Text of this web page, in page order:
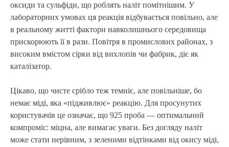
оксиди та сульфіди, що роблять наліт помітнішим. У
лабораторних умовах ця реакція відбувається повільно, але
в реальному житті фактори навколишнього середовища
прискорюють її в рази. Повітря в промислових районах, з
високим вмістом сірки від вихлопів чи фабрик, діє як
каталізатор.
Цікаво, що чисте срібло теж темніє, але повільніше, бо
немає міді, яка «підживлює» реакцію. Для просунутих
користувачів це означає, що 925 проба — оптимальний
компроміс: міцна, але вимагає уваги. Без догляду наліт
може стати нерівним, з зеленими відтінками від окису міді,